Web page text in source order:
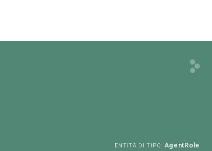
ENTITÀ DI TIPO: AgentRole